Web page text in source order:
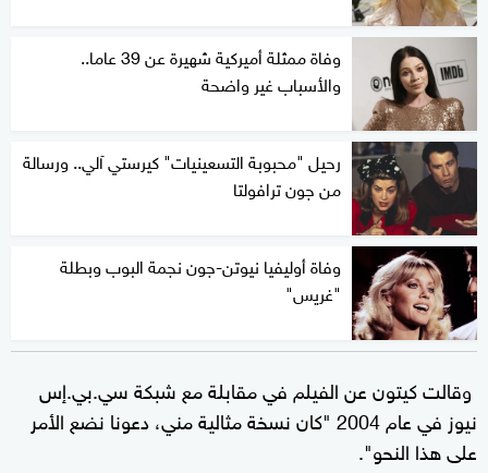
وفاة ممثلة أميركية شهيرة عن 39 عاما..
والأسباب غير واضحة
رحيل "محبوبة التسعينيات" كيرستي آلي.. ورسالة
من جون ترافولتا
وفاة أوليفيا نيوتن-جون نجمة البوب وبطلة
"غريس"
وقالت كيتون عن الفيلم في مقابلة مع شبكة سي.بي.إس
نيوز في عام 2004 "كان نسخة مثالية مني، دعونا نضع الأمر
على هذا النحو".